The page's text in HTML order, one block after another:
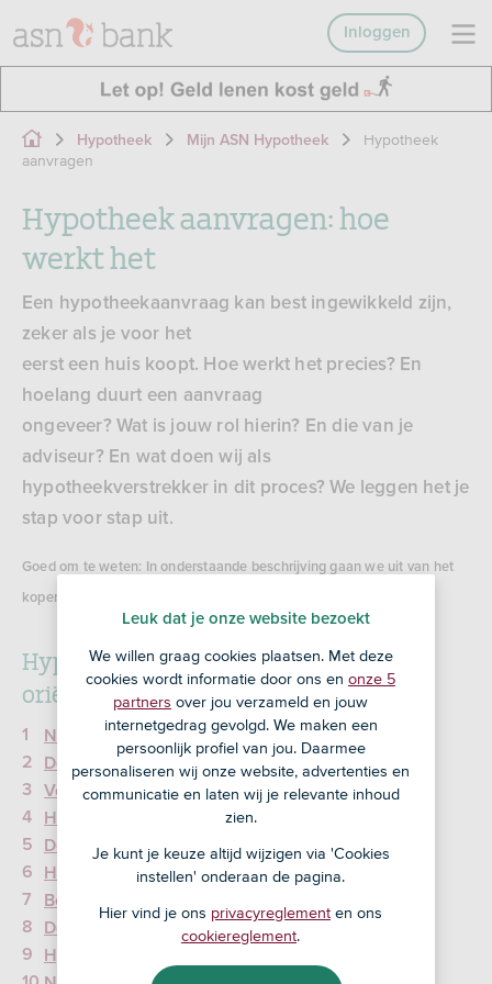
Inloggen
Hypotheek Mijn ASN Hypotheek
Hypotheek
aanvragen
Hypotheek aanvragen: hoe
werkt het
Een hypotheekaanvraag kan best ingewikkeld zijn,
zeker als je voor het
eerst een huis koopt. Hoe werkt het precies? En
hoelang duurt een aanvraag
ongeveer? Wat is jouw rol hierin? En die van je
adviseur? En wat doen wij als
hypotheekverstrekker in dit proces? We leggen het je
stap voor stap uit.
Goed om te weten: In onderstaande beschrijving gaan we uit van het
kopen van een bestaand huis met een hypotheek van ASN Bank.
Hypotheekaanvraag: van gratis
oriëntatiegesprek tot notaris
Naar de adviseur vóór je op huizenjacht gaat
De huizenjacht
Voorbereiding: documenten verzamelen
Het adviesgesprek
De hypotheek aanvragen
Het renteaanbod
Beoordelen hypotheekaanvraag
De bindende offerte
Hypotheek akkoord
Leuk dat je onze website bezoekt
We willen graag cookies plaatsen. Met deze
cookies wordt informatie door ons en onze 5
partners over jou verzameld en jouw
internetgedrag gevolgd. We maken een
persoonlijk profiel van jou. Daarmee
personaliseren wij onze website, advertenties en
communicatie en laten wij je relevante inhoud
zien.
Je kunt je keuze altijd wijzigen via 'Cookies
instellen' onderaan de pagina.
Hier vind je ons privacyreglement en ons
cookiereglement.